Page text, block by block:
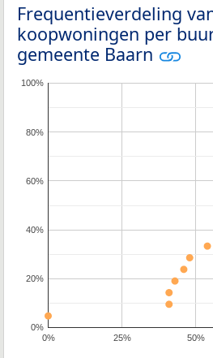
Frequentieverdeling
koopwoningen per
gemeente Baarn
0% 25% 50%
0%
20%
40%
60%
80%
100%